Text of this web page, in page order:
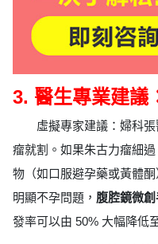
3. 醫生專業建議
虛擬專家建議：婦科
瘤就割。如果朱古力瘤細
物（如口服避孕藥或黃體
明顯不孕問題， 腹腔鏡微
發率可以由 50% 大幅降低